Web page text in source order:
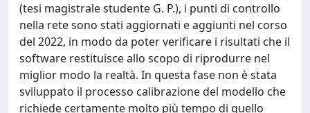
(tesi magistrale studente G. P.), i punti di controllo
nella rete sono stati aggiornati e aggiunti nel corso
del 2022, in modo da poter verificare i risultati che il
software restituisce allo scopo di riprodurre nel
miglior modo la realtà. In questa fase non è stata
sviluppato il processo calibrazione del modello che
richiede certamente molto più tempo di quello